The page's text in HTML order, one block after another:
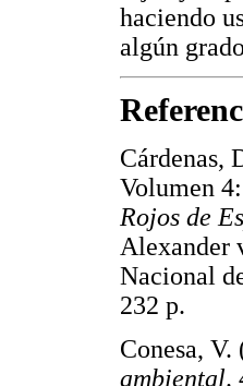
haciendo
algún
Cárdenas,
Volumen 4:
Rojos de
Alexander
Nacional
232 p.
Conesa, V.
ambiental.